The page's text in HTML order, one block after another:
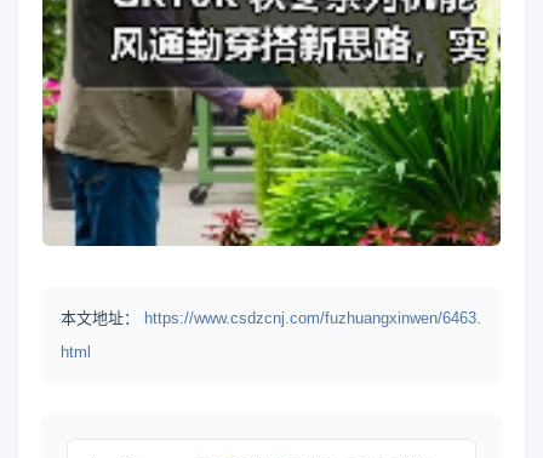
本文地址：
https://www.csdzcnj.com/fuzhuangxinwen/6463.
html